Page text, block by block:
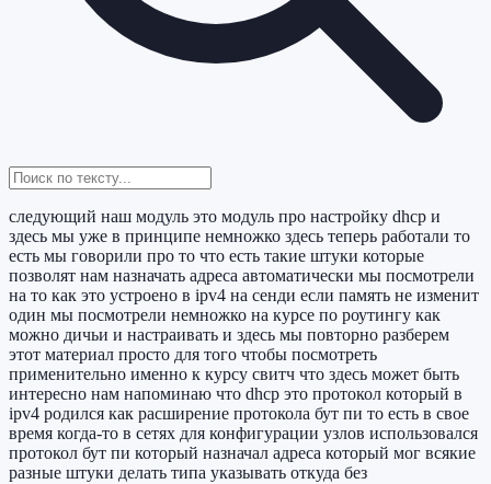
следующий наш модуль это модуль про настройку dhcp и
здесь мы уже в принципе немножко здесь теперь работали то
есть мы говорили про то что есть такие штуки которые
позволят нам назначать адреса автоматически мы посмотрели
на то как это устроено в ipv4 на сенди если память не изменит
один мы посмотрели немножко на курсе по роутингу как
можно дичьи и настраивать и здесь мы повторно разберем
этот материал просто для того чтобы посмотреть
применительно именно к курсу свитч что здесь может быть
интересно нам напоминаю что dhcp это протокол который в
ipv4 родился как расширение протокола бут пи то есть в свое
время когда-то в сетях для конфигурации узлов использовался
протокол бут пи который назначал адреса который мог всякие
разные штуки делать типа указывать откуда без